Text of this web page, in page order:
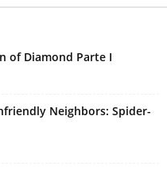
of Diamond Parte I
Neighbors: Spider-